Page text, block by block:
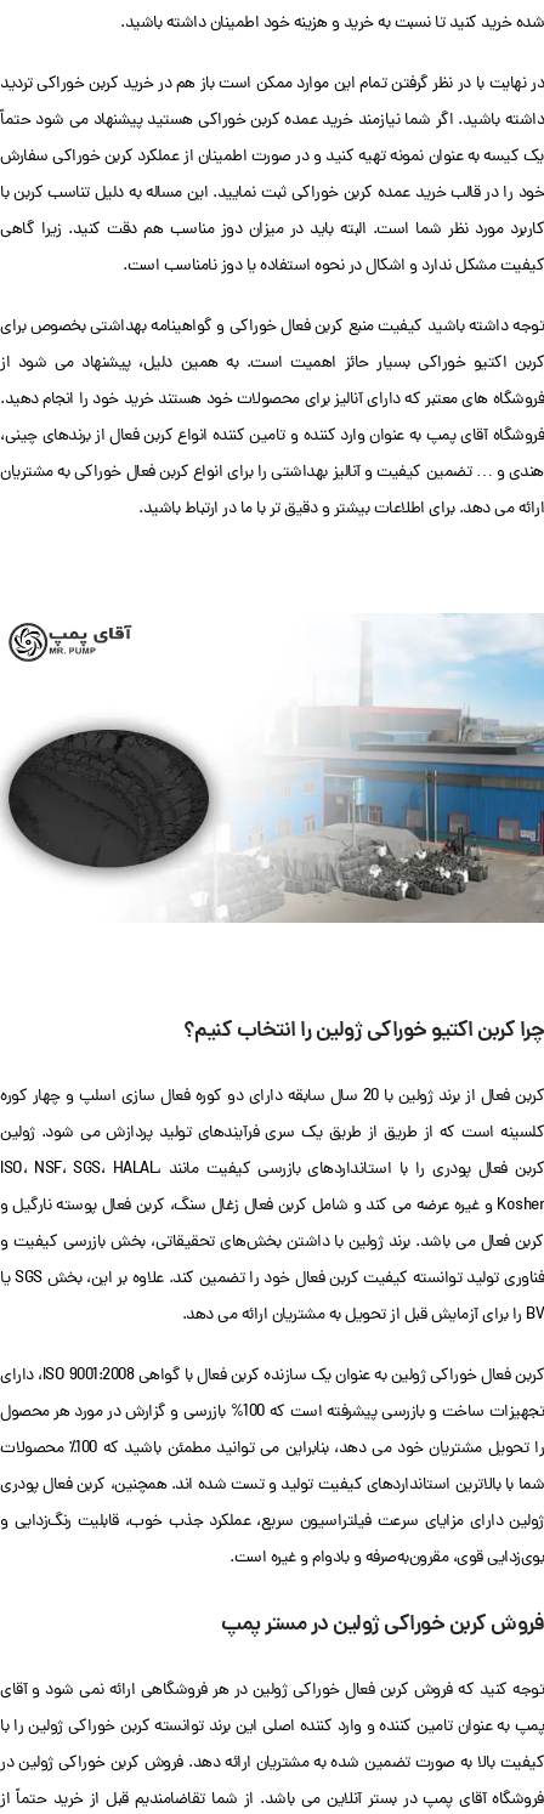
شده خرید کنید تا نسبت به خرید و هزینه خود اطمینان داشته باشید.
در نهایت با در نظر گرفتن تمام این موارد ممکن است باز هم در خرید کربن خوراکی تردید
داشته باشید. اگر شما نیازمند خرید عمده کربن خوراکی هستید پیشنهاد می شود حتماً
یک کیسه به عنوان نمونه تهیه کنید و در صورت اطمینان از عملکرد کربن خوراکی سفارش
خود را در قالب خرید عمده کربن خوراکی ثبت نمایید. این مساله به دلیل تناسب کربن با
کاربرد مورد نظر شما است. البته باید در میزان دوز مناسب هم دقت کنید. زیرا گاهی
کیفیت مشکل ندارد و اشکال در نحوه استفاده یا دوز نامناسب است.
توجه داشته باشید کیفیت منبع کربن فعال خوراکی و گواهینامه بهداشتی بخصوص برای
کربن اکتیو خوراکی بسیار حائز اهمیت است. به همین دلیل، پیشنهاد می شود از
فروشگاه های معتبر که دارای آنالیز برای محصولات خود هستند خرید خود را انجام دهید.
فروشگاه آقای پمپ به عنوان وارد کننده و تامین کننده انواع کربن فعال از برندهای چینی،
هندی و … تضمین کیفیت و آنالیز بهداشتی را برای انواع کربن فعال خوراکی به مشتریان
ارائه می دهد. برای اطلاعات بیشتر و دقیق تر با ما در ارتباط باشید.
چرا کربن اکتیو خوراکی ژولین را انتخاب کنیم؟
کربن فعال از برند ژولین با 20 سال سابقه دارای دو کوره فعال سازی اسلپ و چهار کوره
کلسینه است که از طریق از طریق یک سری فرآیندهای تولید پردازش می شود. ژولین
کربن فعال پودری را با استانداردهای بازرسی کیفیت مانند ISO، NSF، SGS، HALAL،
Kosher و غیره عرضه می کند و شامل کربن فعال زغال سنگ، کربن فعال پوسته نارگیل و
کربن فعال می باشد. برند ژولین با داشتن بخش‌های تحقیقاتی، بخش بازرسی کیفیت و
فناوری تولید توانسته کیفیت کربن فعال خود را تضمین کند. علاوه بر این، بخش SGS یا
BV را برای آزمایش قبل از تحویل به مشتریان ارائه می دهد.
کربن فعال خوراکی ژولین به عنوان یک سازنده کربن فعال با گواهی ISO 9001:2008، دارای
تجهیزات ساخت و بازرسی پیشرفته است که 100% بازرسی و گزارش در مورد هر محصول
را تحویل مشتریان خود می دهد، بنابراین می توانید مطمئن باشید که 100٪ محصولات
شما با بالاترین استانداردهای کیفیت تولید و تست شده اند. همچنین، کربن فعال پودری
ژولین دارای مزایای سرعت فیلتراسیون سریع، عملکرد جذب خوب، قابلیت رنگ‌زدایی و
بوی‌زدایی قوی، مقرون‌به‌صرفه و بادوام و غیره است.
فروش کربن خوراکی ژولین در مستر پمپ
توجه کنید که فروش کربن فعال خوراکی ژولین در هر فروشگاهی ارائه نمی شود و آقای
پمپ به عنوان تامین کننده و وارد کننده اصلی این برند توانسته کربن خوراکی ژولین را با
کیفیت بالا به صورت تضمین شده به مشتریان ارائه دهد. فروش کربن خوراکی ژولین در
فروشگاه آقای پمپ در بستر آنلاین می باشد. از شما تقاضامندیم قبل از خرید حتماً از